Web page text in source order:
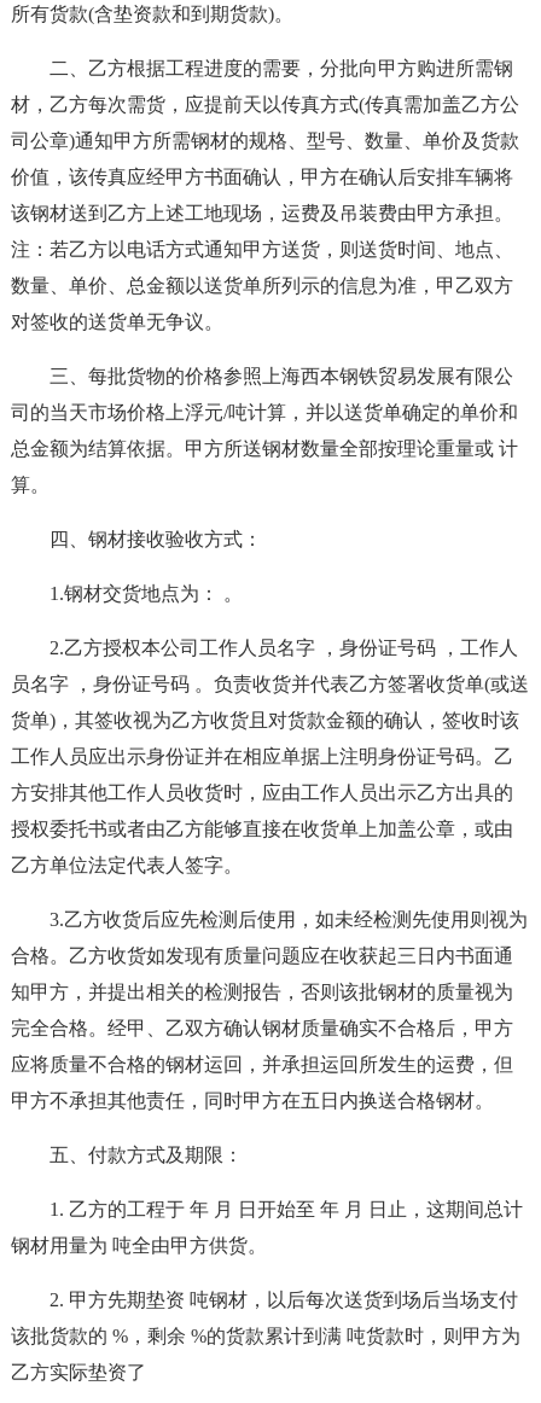
所有货款(含垫资款和到期货款)。
二、乙方根据工程进度的需要，分批向甲方购进所需钢
材，乙方每次需货，应提前天以传真方式(传真需加盖乙方公
司公章)通知甲方所需钢材的规格、型号、数量、单价及货款
价值，该传真应经甲方书面确认，甲方在确认后安排车辆将
该钢材送到乙方上述工地现场，运费及吊装费由甲方承担。
注：若乙方以电话方式通知甲方送货，则送货时间、地点、
数量、单价、总金额以送货单所列示的信息为准，甲乙双方
对签收的送货单无争议。
三、每批货物的价格参照上海西本钢铁贸易发展有限公
司的当天市场价格上浮元/吨计算，并以送货单确定的单价和
总金额为结算依据。甲方所送钢材数量全部按理论重量或 计
算。
四、钢材接收验收方式：
1.钢材交货地点为： 。
2.乙方授权本公司工作人员名字 ，身份证号码 ，工作人
员名字 ，身份证号码 。负责收货并代表乙方签署收货单(或送
货单)，其签收视为乙方收货且对货款金额的确认，签收时该
工作人员应出示身份证并在相应单据上注明身份证号码。乙
方安排其他工作人员收货时，应由工作人员出示乙方出具的
授权委托书或者由乙方能够直接在收货单上加盖公章，或由
乙方单位法定代表人签字。
3.乙方收货后应先检测后使用，如未经检测先使用则视为
合格。乙方收货如发现有质量问题应在收获起三日内书面通
知甲方，并提出相关的检测报告，否则该批钢材的质量视为
完全合格。经甲、乙双方确认钢材质量确实不合格后，甲方
应将质量不合格的钢材运回，并承担运回所发生的运费，但
甲方不承担其他责任，同时甲方在五日内换送合格钢材。
五、付款方式及期限：
1. 乙方的工程于 年 月 日开始至 年 月 日止，这期间总计
钢材用量为 吨全由甲方供货。
2. 甲方先期垫资 吨钢材，以后每次送货到场后当场支付
该批货款的 %，剩余 %的货款累计到满 吨货款时，则甲方为
乙方实际垫资了